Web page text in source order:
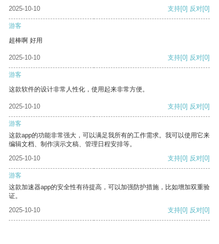
2025-10-10
支持[0] 反对[0]
游客
超棒啊 好用
2025-10-10 支持[0] 反对[0]
游客
这款软件的设计非常人性化，使用起来非常方便。
2025-10-10 支持[0] 反对[0]
游客
这款app的功能非常强大，可以满足我所有的工作需求。我可以使用它来
编辑文档、制作演示文稿、管理日程安排等。
2025-10-10
支持[0] 反对[0]
游客
这款加速器app的安全性有待提高，可以加强防护措施，比如增加双重验
证。
2025-10-10
支持[0] 反对[0]